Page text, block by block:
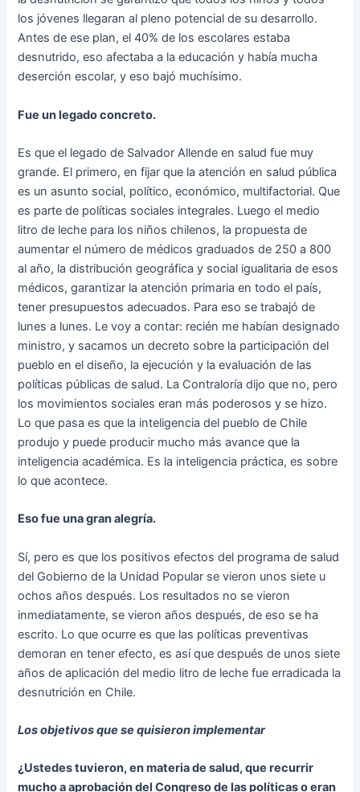
los jóvenes llegaran al pleno potencial de su desarrollo.
Antes de ese plan, el 40% de los escolares estaba
desnutrido, eso afectaba a la educación y había mucha
deserción escolar, y eso bajó muchísimo.
Fue un legado concreto.
Es que el legado de Salvador Allende en salud fue muy
grande. El primero, en fijar que la atención en salud pública
es un asunto social, político, económico, multifactorial. Que
es parte de políticas sociales integrales. Luego el medio
litro de leche para los niños chilenos, la propuesta de
aumentar el número de médicos graduados de 250 a 800
al año, la distribución geográfica y social igualitaria de esos
médicos, garantizar la atención primaria en todo el país,
tener presupuestos adecuados. Para eso se trabajó de
lunes a lunes. Le voy a contar: recién me habían designado
ministro, y sacamos un decreto sobre la participación del
pueblo en el diseño, la ejecución y la evaluación de las
políticas públicas de salud. La Contraloría dijo que no, pero
los movimientos sociales eran más poderosos y se hizo.
Lo que pasa es que la inteligencia del pueblo de Chile
produjo y puede producir mucho más avance que la
inteligencia académica. Es la inteligencia práctica, es sobre
lo que acontece.
Eso fue una gran alegría.
Sí, pero es que los positivos efectos del programa de salud
del Gobierno de la Unidad Popular se vieron unos siete u
ochos años después. Los resultados no se vieron
inmediatamente, se vieron años después, de eso se ha
escrito. Lo que ocurre es que las políticas preventivas
demoran en tener efecto, es así que después de unos siete
años de aplicación del medio litro de leche fue erradicada la
desnutrición en Chile.
Los objetivos que se quisieron implementar
¿Ustedes tuvieron, en materia de salud, que recurrir
mucho a aprobación del Congreso de las políticas o eran